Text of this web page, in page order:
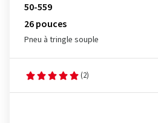
50-559
26 pouces
Pneu à tringle souple
(2)